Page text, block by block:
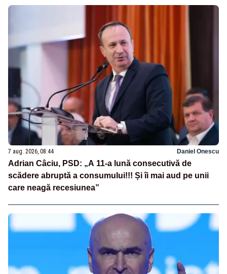
7 aug. 2026, 08:44 Daniel Onescu
Adrian Câciu, PSD: „A 11-a lună consecutivă de
scădere abruptă a consumului!!! Și îi mai aud pe unii
care neagă recesiunea”